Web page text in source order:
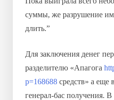
суммы, же разрушение
длить.”
Для заключения денег
разделителю «Апагога
p=168688 средств» а еще
генерал-бас получения.